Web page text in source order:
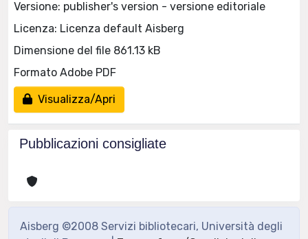
Versione: publisher's version - versione editoriale
Licenza: Licenza default Aisberg
Dimensione del file 861.13 kB
Formato Adobe PDF
Visualizza/Apri
Pubblicazioni consigliate
Aisberg ©2008 Servizi bibliotecari, Università degli